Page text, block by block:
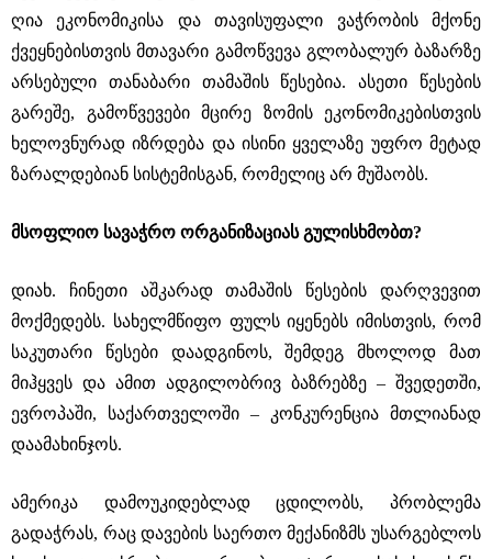
ღია ეკონომიკისა და თავისუფალი ვაჭრობის მქონე
ქვეყნებისთვის მთავარი გამოწვევა გლობალურ ბაზარზე
არსებული თანაბარი თამაშის წესებია. ასეთი წესების
გარეშე, გამოწვევები მცირე ზომის ეკონომიკებისთვის
ხელოვნურად იზრდება და ისინი ყველაზე უფრო მეტად
ზარალდებიან სისტემისგან, რომელიც არ მუშაობს.
მსოფლიო სავაჭრო ორგანიზაციას გულისხმობთ?
დიახ. ჩინეთი აშკარად თამაშის წესების დარღვევით
მოქმედებს. სახელმწიფო ფულს იყენებს იმისთვის, რომ
საკუთარი წესები დაადგინოს, შემდეგ მხოლოდ მათ
მიჰყვეს და ამით ადგილობრივ ბაზრებზე ‒ შვედეთში,
ევროპაში, საქართველოში ‒ კონკურენცია მთლიანად
დაამახინჯოს.
ამერიკა დამოუკიდებლად ცდილობს, პრობლემა
გადაჭრას, რაც დავების საერთო მექანიზმს უსარგებლოს